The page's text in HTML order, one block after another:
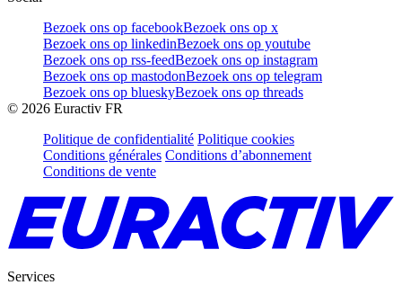
Bezoek ons op facebookBezoek ons op x
Bezoek ons op linkedinBezoek ons op youtube
Bezoek ons op rss-feedBezoek ons op instagram
Bezoek ons op mastodonBezoek ons op telegram
Bezoek ons op blueskyBezoek ons op threads
© 2026 Euractiv FR
Politique de confidentialité Politique cookies
Conditions générales Conditions d’abonnement
Conditions de vente
Services